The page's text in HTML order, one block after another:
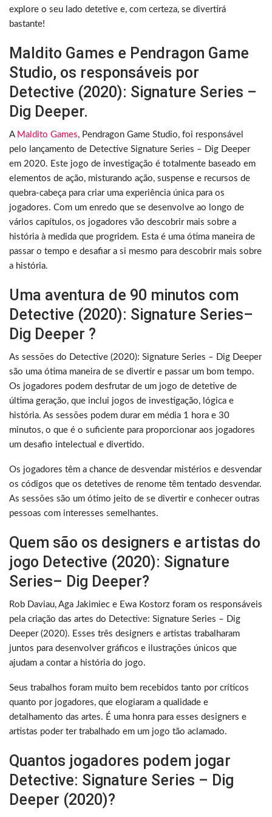
explore o seu lado detetive e, com certeza, se divertirá
bastante!
Maldito Games e Pendragon Game
Studio, os responsáveis por
Detective (2020): Signature Series –
Dig Deeper.
A Maldito Games, Pendragon Game Studio, foi responsável
pelo lançamento de Detective Signature Series – Dig Deeper
em 2020. Este jogo de investigação é totalmente baseado em
elementos de ação, misturando ação, suspense e recursos de
quebra-cabeça para criar uma experiência única para os
jogadores. Com um enredo que se desenvolve ao longo de
vários capítulos, os jogadores vão descobrir mais sobre a
história à medida que progridem. Esta é uma ótima maneira de
passar o tempo e desafiar a si mesmo para descobrir mais sobre
a história.
Uma aventura de 90 minutos com
Detective (2020): Signature Series–
Dig Deeper ?
As sessões do Detective (2020): Signature Series – Dig Deeper
são uma ótima maneira de se divertir e passar um bom tempo.
Os jogadores podem desfrutar de um jogo de detetive de
última geração, que inclui jogos de investigação, lógica e
história. As sessões podem durar em média 1 hora e 30
minutos, o que é o suficiente para proporcionar aos jogadores
um desafio intelectual e divertido.
Os jogadores têm a chance de desvendar mistérios e desvendar
os códigos que os detetives de renome têm tentado desvendar.
As sessões são um ótimo jeito de se divertir e conhecer outras
pessoas com interesses semelhantes.
Quem são os designers e artistas do
jogo Detective (2020): Signature
Series– Dig Deeper?
Rob Daviau, Aga Jakimiec e Ewa Kostorz foram os responsáveis
pela criação das artes do Detective: Signature Series – Dig
Deeper (2020). Esses três designers e artistas trabalharam
juntos para desenvolver gráficos e ilustrações únicos que
ajudam a contar a história do jogo.
Seus trabalhos foram muito bem recebidos tanto por críticos
quanto por jogadores, que elogiaram a qualidade e
detalhamento das artes. É uma honra para esses designers e
artistas poder ter trabalhado em um jogo tão aclamado.
Quantos jogadores podem jogar
Detective: Signature Series – Dig
Deeper (2020)?